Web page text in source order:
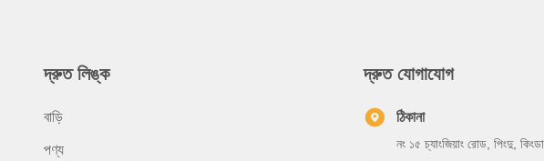
দ্রুত লিঙ্ক
বাড়ি
পণ্য
দ্রুত যোগাযোগ
ঠিকানা
নং ১৫ চ্যাংজিয়াং রোড, পিংদু,